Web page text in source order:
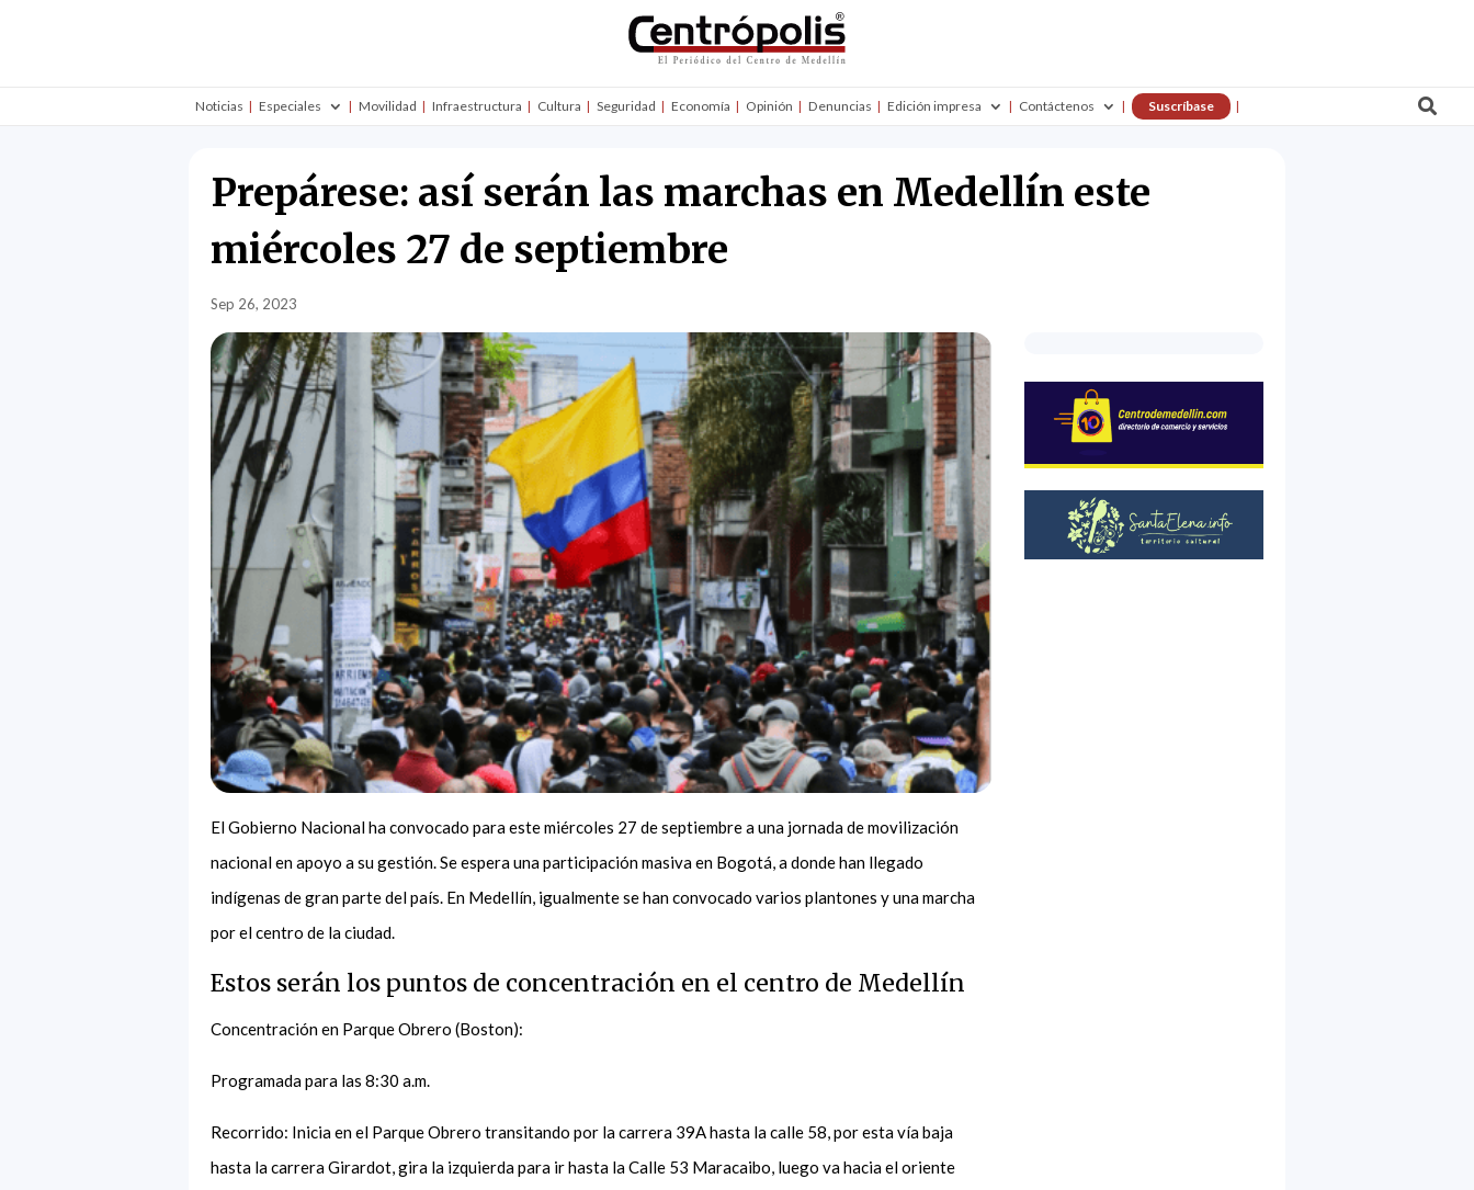
Noticias Especiales Movilidad Infraestructura Cultura Seguridad Economía Opinión Denuncias Edición impresa Contáctenos Suscríbase 
Prepárese: así serán las marchas en Medellín este
miércoles 27 de septiembre
Sep 26, 2023
El Gobierno Nacional ha convocado para este miércoles 27 de septiembre a una jornada de movilización
nacional en apoyo a su gestión. Se espera una participación masiva en Bogotá, a donde han llegado
indígenas de gran parte del país. En Medellín, igualmente se han convocado varios plantones y una marcha
por el centro de la ciudad.
Estos serán los puntos de concentración en el centro de Medellín
Concentración en Parque Obrero (Boston):
Programada para las 8:30 a.m.
Recorrido: Inicia en el Parque Obrero transitando por la carrera 39A hasta la calle 58, por esta vía baja
hasta la carrera Girardot, gira la izquierda para ir hasta la Calle 53 Maracaibo, luego va hacia el oriente